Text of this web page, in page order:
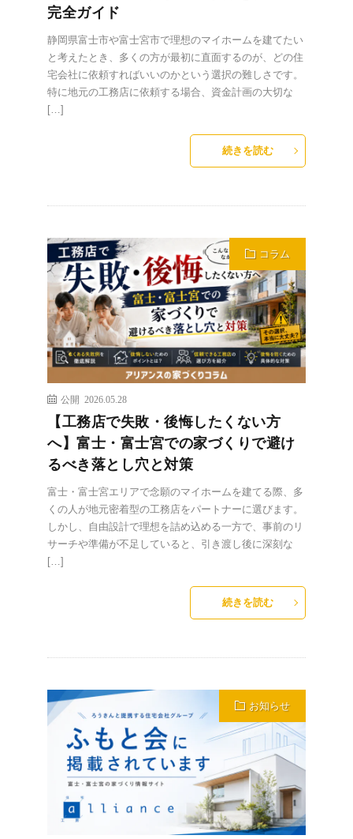
完全ガイド
静岡県富士市や富士宮市で理想のマイホームを建てたい
と考えたとき、多くの方が最初に直面するのが、どの住
宅会社に依頼すればいいのかという選択の難しさです。
特に地元の工務店に依頼する場合、資金計画の大切な
[…]
続きを読む
コラム
公開 2026.05.28
【工務店で失敗・後悔したくない方
へ】富士・富士宮での家づくりで避け
るべき落とし穴と対策
富士・富士宮エリアで念願のマイホームを建てる際、多
くの人が地元密着型の工務店をパートナーに選びます。
しかし、自由設計で理想を詰め込める一方で、事前のリ
サーチや準備が不足していると、引き渡し後に深刻な
[…]
続きを読む
お知らせ